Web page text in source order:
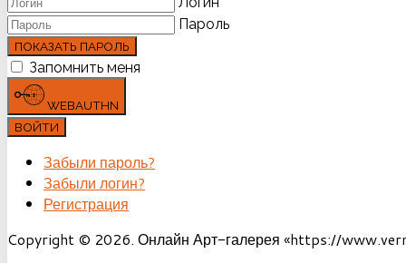
Пароль
ПОКАЗАТЬ ПАРОЛЬ
Запомнить меня
WEBAUTHN
ВОЙТИ
Забыли пароль?
Забыли логин?
Регистрация
Copyright © 2026. Онлайн Арт-галерея «https://